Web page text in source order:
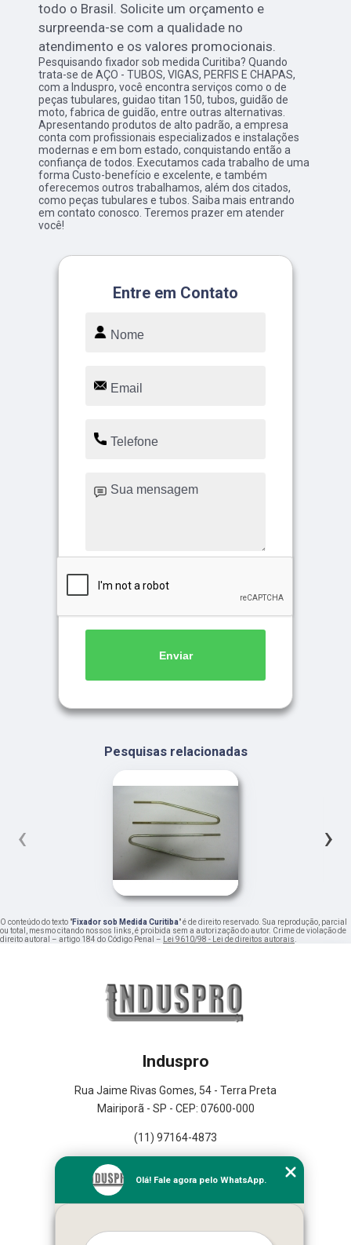
todo o Brasil. Solicite um orçamento e
surpreenda-se com a qualidade no
atendimento e os valores promocionais.
Pesquisando fixador sob medida Curitiba? Quando
trata-se de AÇO - TUBOS, VIGAS, PERFIS E CHAPAS,
com a Induspro, você encontra serviços como o de
peças tubulares, guidao titan 150, tubos, guidão de
moto, fabrica de guidão, entre outras alternativas.
Apresentando produtos de alto padrão, a empresa
conta com profissionais especializados e instalações
modernas e em bom estado, conquistando então a
confiança de todos. Executamos cada trabalho de uma
forma Custo-benefício e excelente, e também
oferecemos outros trabalhamos, além dos citados,
como peças tubulares e tubos. Saiba mais entrando
em contato conosco. Teremos prazer em atender
você!
Entre em Contato
Enviar
Pesquisas relacionadas
‹ ›
O conteúdo do texto "Fixador sob Medida Curitiba" é de direito reservado. Sua reprodução, parcial
ou total, mesmo citando nossos links, é proibida sem a autorização do autor. Crime de violação de
direito autoral – artigo 184 do Código Penal – Lei 9610/98 - Lei de direitos autorais.
Induspro
Rua Jaime Rivas Gomes, 54 - Terra Preta
Mairiporã - SP - CEP: 07600-000
(11) 97164-4873
Empresa
Missão
Olá! Fale agora pelo WhatsApp.